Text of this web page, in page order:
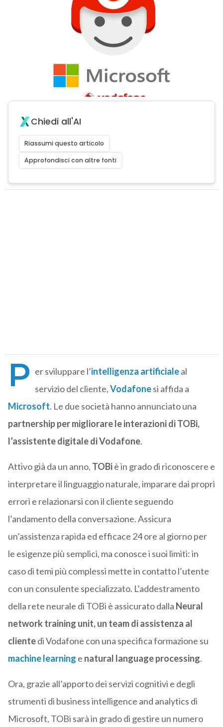
Chiedi all'AI
Riassumi questo articolo
Approfondisci con altre fonti
P er sviluppare l’intelligenza artificialeal
servizio del cliente,Vodafonesi affida a
Microsoft. Le due società hanno annunciato una
partnership per migliorare le interazioni di TOBi,
l’assistente digitale di Vodafone.
Attivo già da un anno, TOBiè in grado di riconoscere e
interpretare il linguaggio naturale, imparare dai propri
errori e relazionarsi con il cliente seguendo
l’andamento della conversazione. Assicura
un’assistenza rapida ed efficace 24 ore al giorno per
le esigenze più semplici, ma conosce i suoi limiti: in
caso di temi più complessi mette in contatto l’utente
con un consulente specializzato. L’addestramento
della rete neurale di TOBi è assicurato dalla Neural
network training unit, un team di assistenza al
clientedi Vodafone con una specifica formazione su
machine learning e natural language processing.
Ora, grazie all’apporto dei servizi cognitivi e degli
strumenti di business intelligence and analytics di
Microsoft, TOBi sarà in grado di gestire un numero